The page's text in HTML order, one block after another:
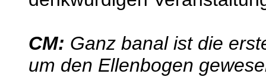
CM: Ganz banal ist die
um den Ellenbogen